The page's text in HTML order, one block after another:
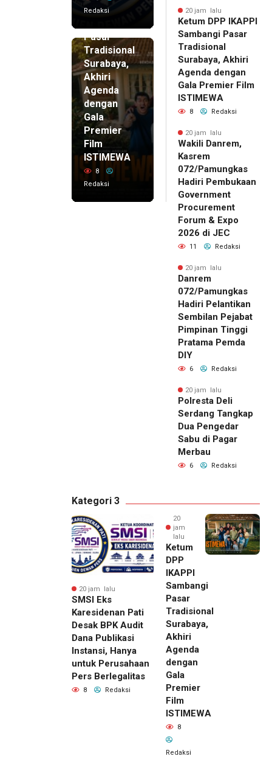
Redaksi
IKAPPI
Pasar
Tradisional
Surabaya,
Akhiri
Agenda
dengan
Gala
Premier
Film
ISTIMEWA
8
Redaksi
20 jam lalu
Ketum DPP IKAPPI
Sambangi Pasar
Tradisional
Surabaya, Akhiri
Agenda dengan
Gala Premier Film
ISTIMEWA
8 Redaksi
20 jam lalu
Wakili Danrem,
Kasrem
072/Pamungkas
Hadiri Pembukaan
Government
Procurement
Forum & Expo
2026 di JEC
11 Redaksi
20 jam lalu
Danrem
072/Pamungkas
Hadiri Pelantikan
Sembilan Pejabat
Pimpinan Tinggi
Pratama Pemda
DIY
6 Redaksi
20 jam lalu
Polresta Deli
Serdang Tangkap
Dua Pengedar
Sabu di Pagar
Merbau
6 Redaksi
Kategori 3
20 jam lalu
SMSI Eks
Karesidenan Pati
Desak BPK Audit
Dana Publikasi
Instansi, Hanya
untuk Perusahaan
Pers Berlegalitas
8 Redaksi
20
jam
lalu
Ketum
DPP
IKAPPI
Sambangi
Pasar
Tradisional
Surabaya,
Akhiri
Agenda
dengan
Gala
Premier
Film
ISTIMEWA
8
Redaksi